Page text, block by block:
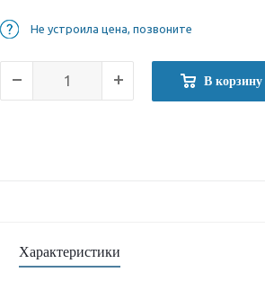
Не устроила цена, позвоните
В корзину
Характеристики